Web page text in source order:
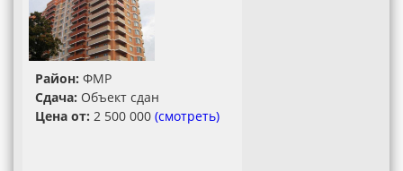
Район: ФМР
Сдача: Объект сдан
Цена от: 2 500 000 (смотреть)